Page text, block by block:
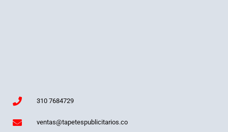
310 7684729
ventas@tapetespublicitarios.co